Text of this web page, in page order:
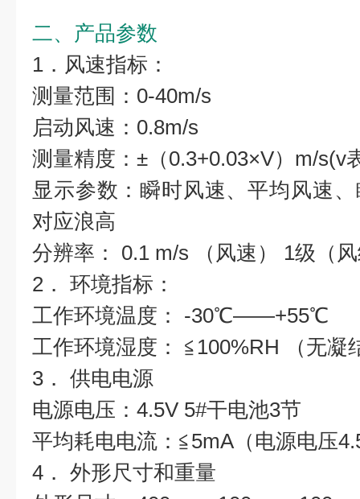
二、产品参数
1．风速指标：
测量范围：0-40m/s
启动风速：0.8m/s
测量精度：±（0.3+0.03×V）m/s(v
显示参数：瞬时风速、平均风速
对应浪高
分辨率： 0.1 m/s （风速） 1级（
2． 环境指标：
工作环境温度： -30℃——+55℃
工作环境湿度： ≦100%RH （无凝
3． 供电电源
电源电压：4.5V 5#干电池3节
平均耗电电流：≦5mA（电源电压
4． 外形尺寸和重量